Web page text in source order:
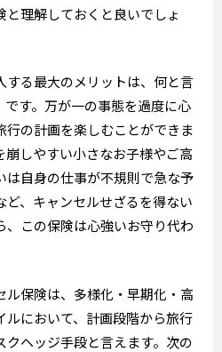
理解しておくと良いでしょ
する最大のメリットは、何と言
です。万が一の事態を過度に心
の計画を楽しむことができま
崩しやすい小さなお子様やご高
は自身の仕事が不規則で急な予
、キャンセルせざるを得ない
この保険は心強いお守り代わ
ル保険は、多様化・早期化・高
において、計画段階から旅行
ヘッジ手段と言えます。次の